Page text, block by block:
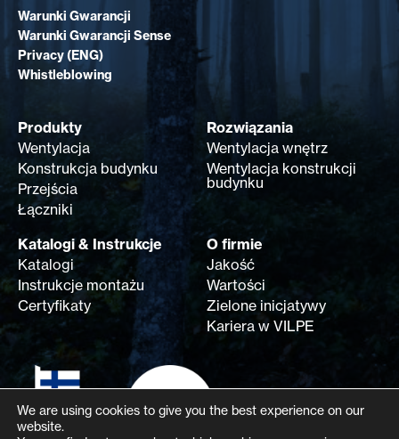
Warunki Gwarancji
Warunki Gwarancji Sense
Privacy (ENG)
Whistleblowing
Produkty
Wentylacja
Konstrukcja budynku
Przejścia
Łączniki
Rozwiązania
Wentylacja wnętrz
Wentylacja konstrukcji
budynku
Katalogi & Instrukcje
Katalogi
Instrukcje montażu
Certyfikaty
O firmie
Jakość
Wartości
Zielone inicjatywy
Kariera w VILPE
We are using cookies to give you the best experience on our
website.